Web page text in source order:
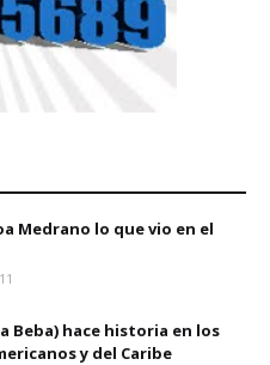
Medrano lo que vio en el
Beba) hace historia en los
y del Caribe